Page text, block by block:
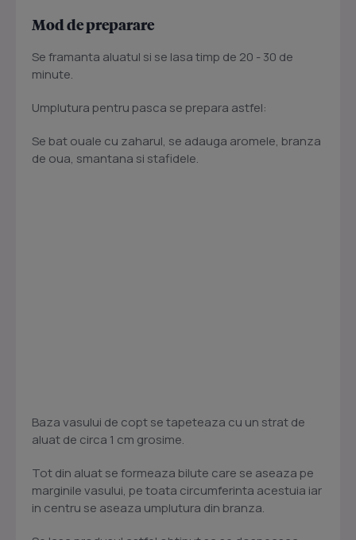
Mod de preparare
Se framanta aluatul si se lasa timp de 20 - 30 de
minute.
Umplutura pentru pasca se prepara astfel:
Se bat ouale cu zaharul, se adauga aromele, branza
de oua, smantana si stafidele.
Baza vasului de copt se tapeteaza cu un strat de
aluat de circa 1 cm grosime.
Tot din aluat se formeaza bilute care se aseaza pe
marginile vasului, pe toata circumferinta acestuia iar
in centru se aseaza umplutura din branza.